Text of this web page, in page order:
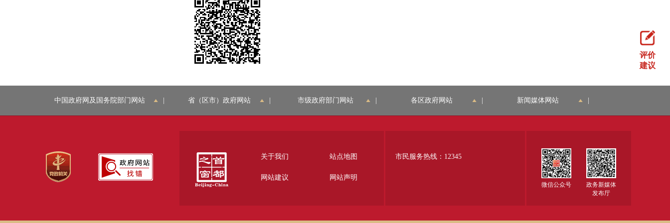
评价
建议
中国政府网及国务院部门网站 | 省（区市）政府网站 | 市级政府部门网站 | 各区政府网站 | 新闻媒体网站 |
关于我们 站点地图
网站建议 网站声明
市民服务热线：12345
微信公众号
政务新媒体
发布厅